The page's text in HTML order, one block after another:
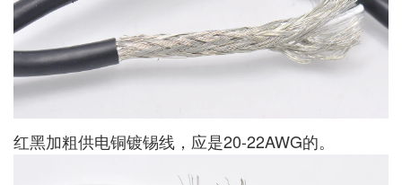
红黑加粗供电铜镀锡线，应是20-22AWG的。